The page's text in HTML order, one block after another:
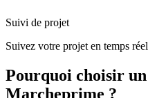
Suivi de projet
Suivez votre projet en temps réel
Pourquoi choisir un
Marcheprime ?